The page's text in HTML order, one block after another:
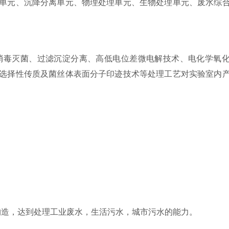
元、沉降分离单元、物理处理单元、生物处理单元、废水综
灭菌、过滤沉淀分离、高低电位差微电解技术、电化学氧
性传质及菌丝体表面分子印迹技术等处理工艺对实验室内
达到处理工业废水，生活污水，城市污水的能力。